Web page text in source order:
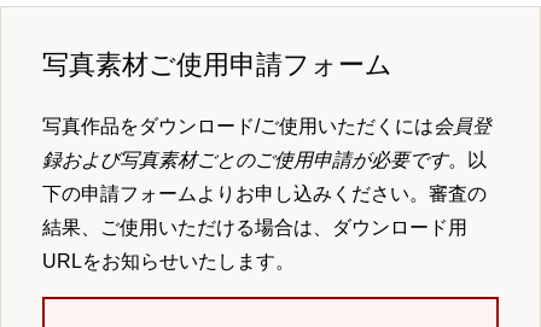
写真素材ご使用申請フォーム
写真作品をダウンロード/ご使用いただくには会員登
録および写真素材ごとのご使用申請が必要です。以
下の申請フォームよりお申し込みください。審査の
結果、ご使用いただける場合は、ダウンロード用
URLをお知らせいたします。